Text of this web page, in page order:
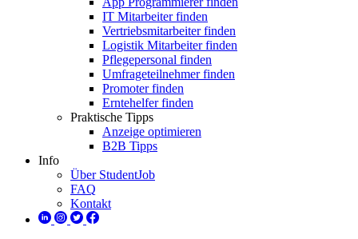
IT Mitarbeiter finden
Vertriebsmitarbeiter finden
Logistik Mitarbeiter finden
Pflegepersonal finden
Umfrageteilnehmer finden
Promoter finden
Erntehelfer finden
Praktische Tipps
Anzeige optimieren
B2B Tipps
Info
Über StudentJob
FAQ
Kontakt